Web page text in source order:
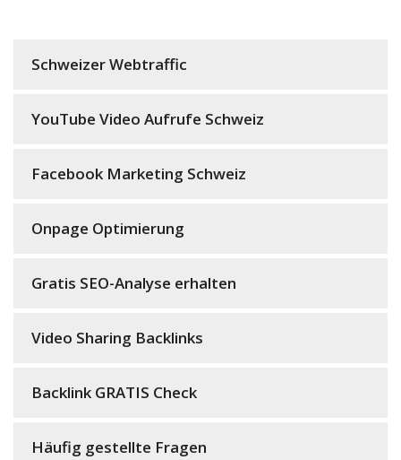
Schweizer Webtraffic
YouTube Video Aufrufe Schweiz
Facebook Marketing Schweiz
Onpage Optimierung
Gratis SEO-Analyse erhalten
Video Sharing Backlinks
Backlink GRATIS Check
Häufig gestellte Fragen